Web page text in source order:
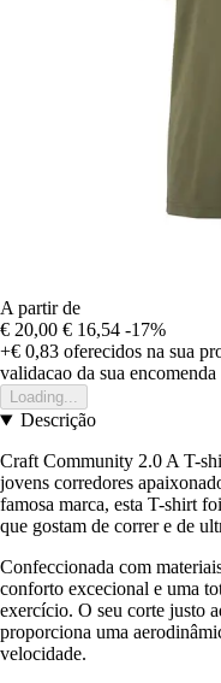
A partir de
€ 20,00 € 16,54 -17%
+€ 0,83 oferecidos na sua
validacao da sua encomenda
Loading...
Descrição
Craft Community 2.0 A T-
jovens corredores
famosa marca, esta T-shirt
que gostam de correr e de
Confeccionada com
conforto excecional e uma
exercício. O seu corte justo
proporciona uma
velocidade.